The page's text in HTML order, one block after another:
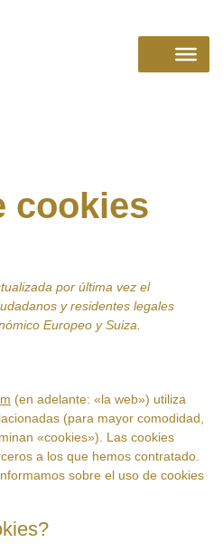
cookies
por última vez el
y residentes legales
Europeo y Suiza.
(en adelante: «la web») utiliza
(para mayor comodidad,
«cookies»). Las cookies
a los que hemos contratado.
sobre el uso de cookies